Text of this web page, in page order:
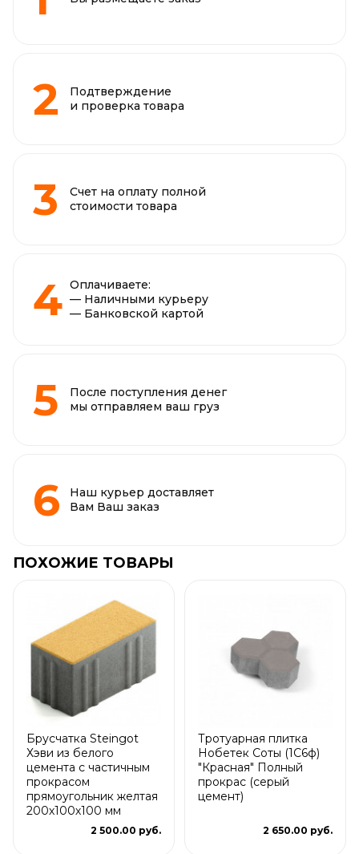
Подтверждение
и проверка товара
Счет на оплату полной
стоимости товара
Оплачиваете:
— Наличными курьеру
— Банковской картой
После поступления денег
мы отправляем ваш груз
Наш курьер доставляет
Вам Ваш заказ
ПОХОЖИЕ ТОВАРЫ
Брусчатка Steingot
Хэви из белого
цемента с частичным
прокрасом
прямоугольник желтая
200х100х100 мм
2 500.00 руб.
Тротуарная плитка
Нобетек Соты (1С6ф)
"Красная" Полный
прокрас (серый
цемент)
2 650.00 руб.